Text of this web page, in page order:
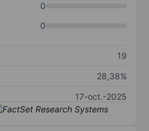
0
0
19
28,38%
17-oct.-2025